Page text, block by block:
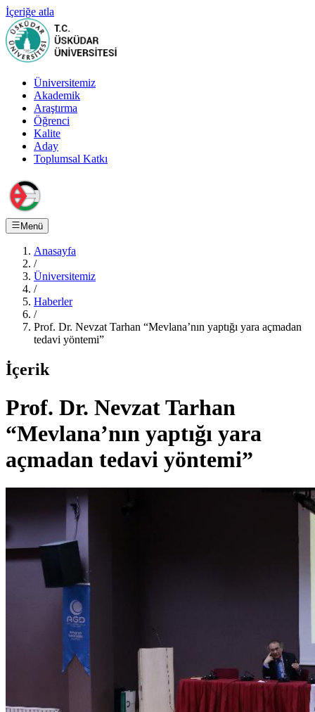
İçeriğe atla
Üniversitemiz
Akademik
Araştırma
Öğrenci
Kalite
Aday
Toplumsal Katkı
Menü
Anasayfa
/
Üniversitemiz
/
Haberler
/
Prof. Dr. Nevzat Tarhan “Mevlana’nın yaptığı yara açmadan
tedavi yöntemi”
İçerik
Prof. Dr. Nevzat Tarhan
“Mevlana’nın yaptığı yara
açmadan tedavi yöntemi”